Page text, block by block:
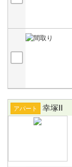
アパート 幸塚Ⅱ